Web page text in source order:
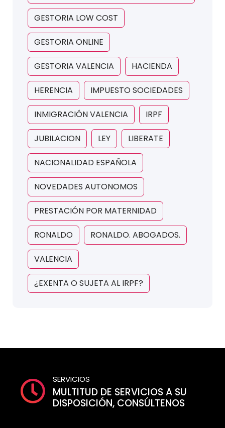
GESTORIA LOW COST
GESTORIA ONLINE
GESTORIA VALENCIA HACIENDA
HERENCIA IMPUESTO SOCIEDADES
INMIGRACIÓN VALENCIA IRPF
JUBILACION LEY LIBERATE
NACIONALIDAD ESPAÑOLA
NOVEDADES AUTONOMOS
PRESTACIÓN POR MATERNIDAD
RONALDO RONALDO. ABOGADOS.
VALENCIA
¿EXENTA O SUJETA AL IRPF?
SERVICIOS
MULTITUD DE SERVICIOS A SU
DISPOSICIÓN, CONSÚLTENOS